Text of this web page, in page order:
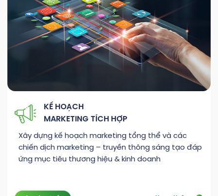
KẾ HOẠCH
MARKETING TÍCH HỢP
Xây dựng kế hoạch marketing tổng thể và các
chiến dịch marketing – truyền thông sáng tạo đáp
ứng mục tiêu thương hiệu & kinh doanh